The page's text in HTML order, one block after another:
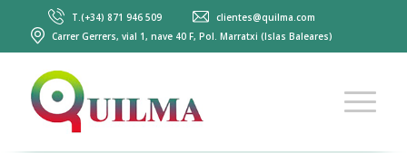
T.(+34) 871 946 509
clientes@quilma.com
Carrer Gerrers, vial 1, nave 40 F, Pol. Marratxi (Islas Baleares)